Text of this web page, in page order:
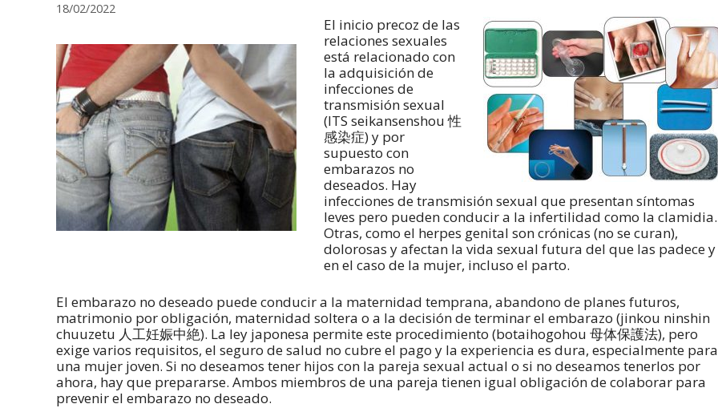
18/02/2022
El inicio precoz de las
relaciones sexuales
está relacionado con
la adquisición de
infecciones de
transmisión sexual
(ITS seikansenshou 性
感染症) y por
supuesto con
embarazos no
deseados. Hay
infecciones de transmisión sexual que presentan síntomas
leves pero pueden conducir a la infertilidad como la clamidia.
Otras, como el herpes genital son crónicas (no se curan),
dolorosas y afectan la vida sexual futura del que las padece y
en el caso de la mujer, incluso el parto.
El embarazo no deseado puede conducir a la maternidad temprana, abandono de planes futuros,
matrimonio por obligación, maternidad soltera o a la decisión de terminar el embarazo (jinkou ninshin
chuuzetu 人工妊娠中絶). La ley japonesa permite este procedimiento (botaihogohou 母体保護法), pero
exige varios requisitos, el seguro de salud no cubre el pago y la experiencia es dura, especialmente para
una mujer joven. Si no deseamos tener hijos con la pareja sexual actual o si no deseamos tenerlos por
ahora, hay que prepararse. Ambos miembros de una pareja tienen igual obligación de colaborar para
prevenir el embarazo no deseado.